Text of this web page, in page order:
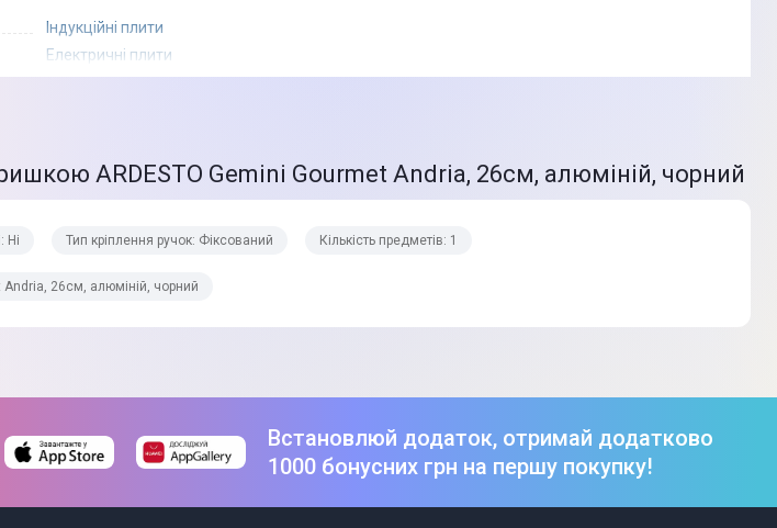
Індукційні плити
Електричні плити
Газові плити
Багатофункціональна
Бакеліт
ARDESTO Gemini Gourmet Andria, 26см, алюміній, чорний
Ні Тип кріплення ручок: Фіксований Кількість предметів: 1
26см, алюміній, чорний
Встановлюй додаток, отримай додатково
1000 бонусних грн на першу покупку!